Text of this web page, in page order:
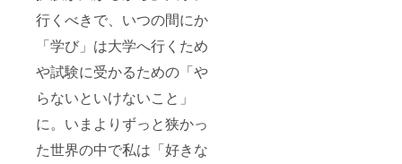
行くべきで、いつの間にか
「学び」は大学へ行くため
や試験に受かるための「や
らないといけないこと」
に。いまよりずっと狭かっ
た世界の中で私は「好きな